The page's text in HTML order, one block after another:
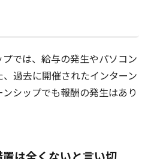
では、給与の発生やパソコン
過去に開催されたインターン
シップでも報酬の発生はあり
は全くないと言い切